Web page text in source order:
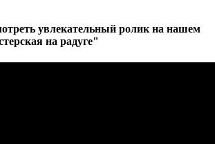
увлекательный ролик на нашем
на радуге"